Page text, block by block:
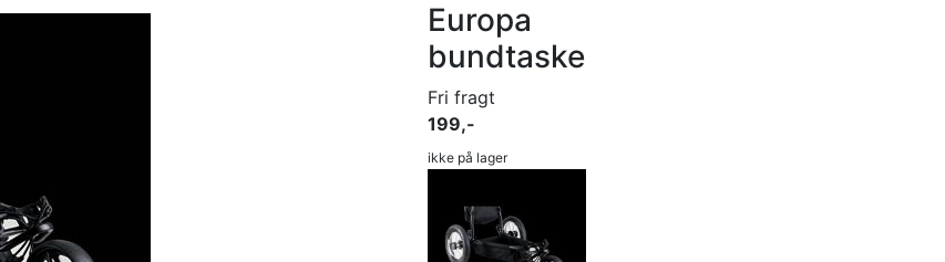
Europa
bundtaske
Fri fragt
199,-
ikke på lager